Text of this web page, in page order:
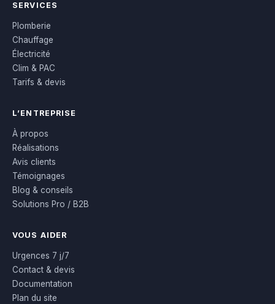
SERVICES
Plomberie
Chauffage
Électricité
Clim & PAC
Tarifs & devis
L’ENTREPRISE
À propos
Réalisations
Avis clients
Témoignages
Blog & conseils
Solutions Pro / B2B
VOUS AIDER
Urgences 7 j/7
Contact & devis
Documentation
Plan du site